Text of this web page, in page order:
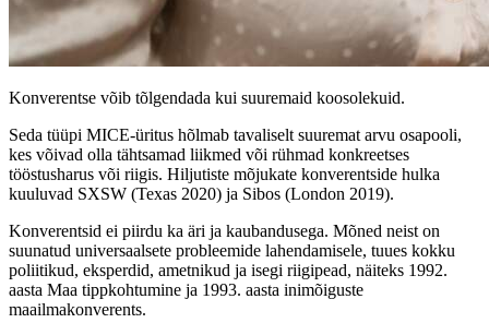
Konverentse võib tõlgendada kui suuremaid koosolekuid.
Seda tüüpi MICE-üritus hõlmab tavaliselt suuremat arvu osapooli,
kes võivad olla tähtsamad liikmed või rühmad konkreetses
tööstusharus või riigis. Hiljutiste mõjukate konverentside hulka
kuuluvad SXSW (Texas 2020) ja Sibos (London 2019).
Konverentsid ei piirdu ka äri ja kaubandusega. Mõned neist on
suunatud universaalsete probleemide lahendamisele, tuues kokku
poliitikud, eksperdid, ametnikud ja isegi riigipead, näiteks 1992.
aasta Maa tippkohtumine ja 1993. aasta inimõiguste
maailmakonverents.